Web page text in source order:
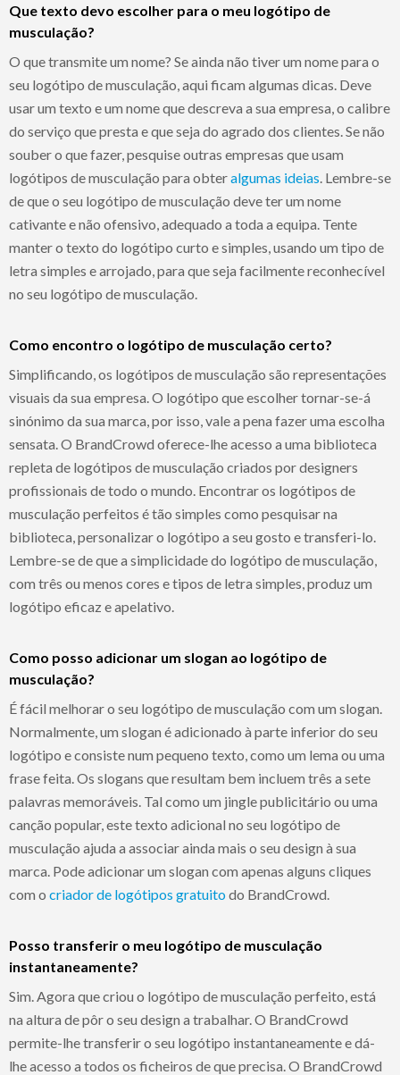
Que texto devo escolher para o meu logótipo de
musculação?
O que transmite um nome? Se ainda não tiver um nome para o
seu logótipo de musculação, aqui ficam algumas dicas. Deve
usar um texto e um nome que descreva a sua empresa, o calibre
do serviço que presta e que seja do agrado dos clientes. Se não
souber o que fazer, pesquise outras empresas que usam
logótipos de musculação para obteralgumas ideias . Lembre-se
de que o seu logótipo de musculação deve ter um nome
cativante e não ofensivo, adequado a toda a equipa. Tente
manter o texto do logótipo curto e simples, usando um tipo de
letra simples e arrojado, para que seja facilmente reconhecível
no seu logótipo de musculação.
Como encontro o logótipo de musculação certo?
Simplificando, os logótipos de musculação são representações
visuais da sua empresa. O logótipo que escolher tornar-se-á
sinónimo da sua marca, por isso, vale a pena fazer uma escolha
sensata. O BrandCrowd oferece-lhe acesso a uma biblioteca
repleta de logótipos de musculação criados por designers
profissionais de todo o mundo. Encontrar os logótipos de
musculação perfeitos é tão simples como pesquisar na
biblioteca, personalizar o logótipo a seu gosto e transferi-lo.
Lembre-se de que a simplicidade do logótipo de musculação,
com três ou menos cores e tipos de letra simples, produz um
logótipo eficaz e apelativo.
Como posso adicionar um slogan ao logótipo de
musculação?
É fácil melhorar o seu logótipo de musculação com um slogan.
Normalmente, um slogan é adicionado à parte inferior do seu
logótipo e consiste num pequeno texto, como um lema ou uma
frase feita. Os slogans que resultam bem incluem três a sete
palavras memoráveis. Tal como um jingle publicitário ou uma
canção popular, este texto adicional no seu logótipo de
musculação ajuda a associar ainda mais o seu design à sua
marca. Pode adicionar um slogan com apenas alguns cliques
com o criador de logótipos gratuitodo BrandCrowd.
Posso transferir o meu logótipo de musculação
instantaneamente?
Sim. Agora que criou o logótipo de musculação perfeito, está
na altura de pôr o seu design a trabalhar. O BrandCrowd
permite-lhe transferir o seu logótipo instantaneamente e dá-
lhe acesso a todos os ficheiros de que precisa. O BrandCrowd